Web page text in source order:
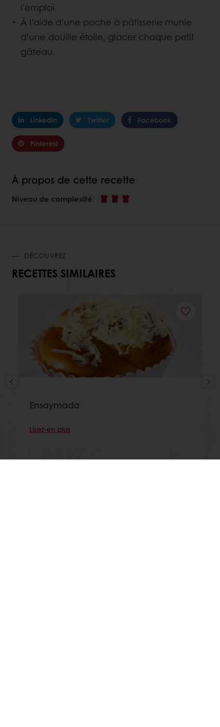
l’emploi.
À l’aide d’une poche à pâtisserie munie
d’une douille étoile, glacer chaque petit
gâteau.
LinkedIn Twitter Facebook
Pinterest
À propos de cette recette
Niveau de complexité:
DÉCOUVREZ
RECETTES SIMILAIRES
Ensaymada
Lisez-en plus